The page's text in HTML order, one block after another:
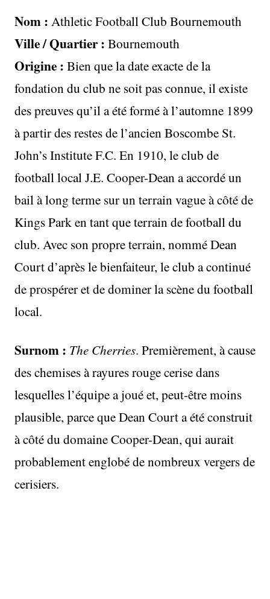
Nom : Athletic Football Club Bournemouth
Ville / Quartier : Bournemouth
Origine : Bien que la date exacte de la
fondation du club ne soit pas connue, il existe
des preuves qu’il a été formé à l’automne 1899
à partir des restes de l’ancien Boscombe St.
John’s Institute F.C. En 1910, le club de
football local J.E. Cooper-Dean a accordé un
bail à long terme sur un terrain vague à côté de
Kings Park en tant que terrain de football du
club. Avec son propre terrain, nommé Dean
Court d’après le bienfaiteur, le club a continué
de prospérer et de dominer la scène du football
local.
Surnom : The Cherries. Premièrement, à cause
des chemises à rayures rouge cerise dans
lesquelles l’équipe a joué et, peut-être moins
plausible, parce que Dean Court a été construit
à côté du domaine Cooper-Dean, qui aurait
probablement englobé de nombreux vergers de
cerisiers.